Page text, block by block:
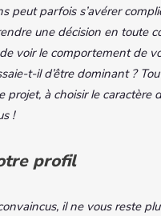
peut parfois s’avérer
une décision en toute
voir le comportement de
t-il d’être dominant ?
projet, à choisir le caractère
!
profil
il ne vous reste